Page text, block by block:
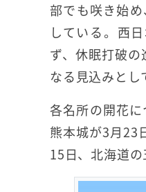
部でも咲き始
している。西
ず、休眠打破
なる見込みとし
各名所の開花
熊本城が3月23
15日、北海道の